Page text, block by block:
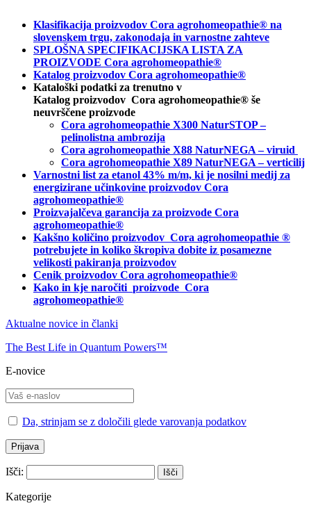
Klasifikacija proizvodov Cora agrohomeopathie® na
slovenskem trgu, zakonodaja in varnostne zahteve
SPLOŠNA SPECIFIKACIJSKA LISTA ZA
PROIZVODE Cora agrohomeopathie®
Katalog proizvodov Cora agrohomeopathie®
Kataloški podatki za trenutno v
Katalog proizvodov Cora agrohomeopathie® še
neuvrščene proizvode
Cora agrohomeopathie X300 NaturSTOP –
pelinolistna ambrozija
Cora agrohomeopathie X88 NaturNEGA – viruid
Cora agrohomeopathie X89 NaturNEGA – verticilij
Varnostni list za etanol 43% m/m, ki je nosilni medij za
energizirane učinkovine proizvodov Cora
agrohomeopathie®
Proizvajalčeva garancija za proizvode Cora
agrohomeopathie®
Kakšno količino proizvodov Cora agrohomeopathie ®
potrebujete in koliko škropiva dobite iz posamezne
velikosti pakiranja proizvodov
Cenik proizvodov Cora agrohomeopathie®
Kako in kje naročiti proizvode Cora
agrohomeopathie®
Aktualne novice in članki
The Best Life in Quantum Powers™
E-novice
Da, strinjam se z določili glede varovanja podatkov
Išči:
Kategorije